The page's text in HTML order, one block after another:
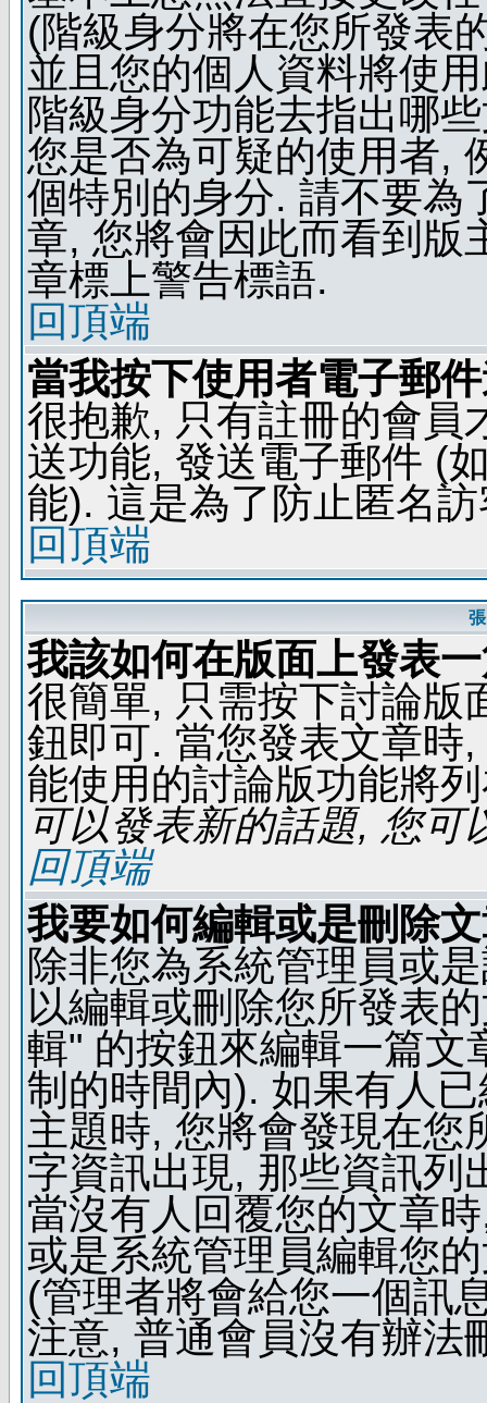
(階級身分將在您所發表
並且您的個人資料將使
階級身分功能去指出哪
您是否為可疑的使用者,
個特別的身分. 請不要為
章, 您將會因此而看到版
章標上警告標語.
回頂端
當我按下使用者電子郵
很抱歉, 只有註冊的會員
送功能, 發送電子郵件 (
能). 這是為了防止匿名
回頂端
我該如何在版面上發表
很簡單, 只需按下討論版
鈕即可. 當您發表文章時
能使用的討論版功能將
可以發表新的話題, 您可
回頂端
我要如何編輯或是刪除
除非您為系統管理員或
以編輯或刪除您所發表
輯" 的按鈕來編輯一篇文
制的時間內). 如果有人
主題時, 您將會發現在您
字資訊出現, 那些資訊列
當沒有人回覆您的文章
或是系統管理員編輯您
(管理者將會給您一個訊
注意, 普通會員沒有辦法
回頂端